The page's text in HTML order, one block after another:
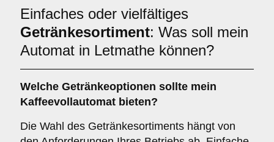
Einfaches oder vielfältiges
Getränkesortiment: Was soll mein
Automat in Letmathe können?
Welche Getränkeoptionen sollte mein
Kaffeevollautomat bieten?
Die Wahl des Getränkesortiments hängt von